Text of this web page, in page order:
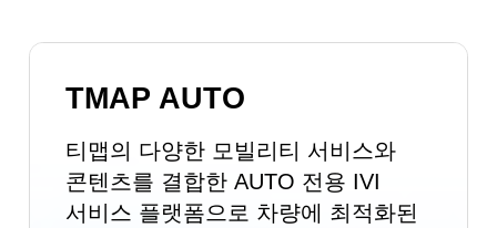
TMAP AUTO
티맵의 다양한 모빌리티 서비스와
콘텐츠를 결합한 AUTO 전용 IVI
서비스 플랫폼으로 차량에 최적화된